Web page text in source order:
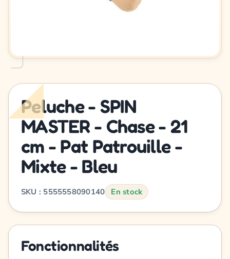
Peluche - SPIN
MASTER - Chase - 21
cm - Pat Patrouille -
Mixte - Bleu
SKU : 5555558090140 En stock
Fonctionnalités